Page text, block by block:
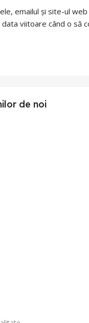
emailul și site-ul
viitoare când o să
de noi